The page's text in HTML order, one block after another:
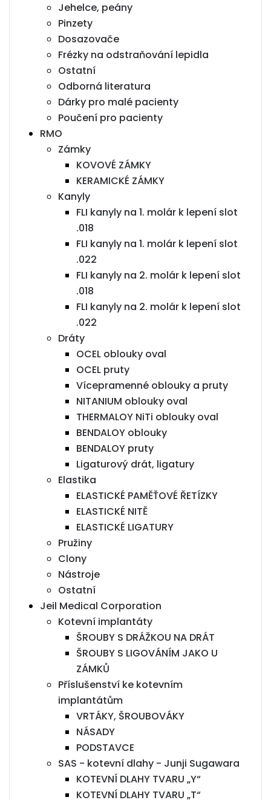
Jehelce, peány
Pinzety
Dosazovače
Frézky na odstraňování lepidla
Ostatní
Odborná literatura
Dárky pro malé pacienty
Poučení pro pacienty
RMO
Zámky
KOVOVÉ ZÁMKY
KERAMICKÉ ZÁMKY
Kanyly
FLI kanyly na 1. molár k lepení slot
.018
FLI kanyly na 1. molár k lepení slot
.022
FLI kanyly na 2. molár k lepení slot
.018
FLI kanyly na 2. molár k lepení slot
.022
Dráty
OCEL oblouky oval
OCEL pruty
Vícepramenné oblouky a pruty
NITANIUM oblouky oval
THERMALOY NiTi oblouky oval
BENDALOY oblouky
BENDALOY pruty
Ligaturový drát, ligatury
Elastika
ELASTICKÉ PAMĚŤOVÉ ŘETÍZKY
ELASTICKÉ NITĚ
ELASTICKÉ LIGATURY
Pružiny
Clony
Nástroje
Ostatní
Jeil Medical Corporation
Kotevní implantáty
ŠROUBY S DRÁŽKOU NA DRÁT
ŠROUBY S LIGOVÁNÍM JAKO U
ZÁMKŮ
Příslušenství ke kotevním
implantátům
VRTÁKY, ŠROUBOVÁKY
NÁSADY
PODSTAVCE
SAS - kotevní dlahy - Junji Sugawara
KOTEVNÍ DLAHY TVARU „Y“
KOTEVNÍ DLAHY TVARU „T“